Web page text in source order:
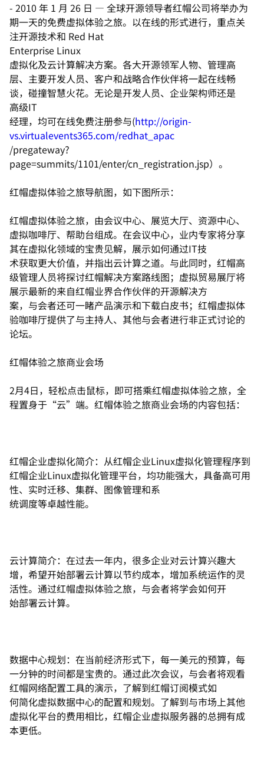
- 2010 年 1 月 26 日 — 全球开源领导者红帽公司将举办为
期一天的免费虚拟体验之旅。以在线的形式进行，重点关
注开源技术和 Red Hat
Enterprise Linux
虚拟化及云计算解决方案。各大开源领军人物、管理高
层、主要开发人员、客户和战略合作伙伴将一起在线畅
谈，碰撞智慧火花。无论是开发人员、企业架构师还是
高级IT
经理，均可在线免费注册参与(http://origin-
vs.virtualevents365.com/redhat_apac
/pregateway?
page=summits/1101/enter/cn_registration.jsp）。
红帽虚拟体验之旅导航图，如下图所示：
红帽虚拟体验之旅，由会议中心、展览大厅、资源中心、
虚拟咖啡厅、帮助台组成。在会议中心，业内专家将分享
其在虚拟化领域的宝贵见解，展示如何通过IT技
术获取更大价值，并指出云计算之道。与此同时，红帽高
级管理人员将探讨红帽解决方案路线图；虚拟贸易展厅将
展示最新的来自红帽业界合作伙伴的开源解决方
案，与会者还可一睹产品演示和下载白皮书；红帽虚拟体
验咖啡厅提供了与主持人、其他与会者进行非正式讨论的
论坛。
红帽体验之旅商业会场
2月4日，轻松点击鼠标，即可搭乘红帽虚拟体验之旅，全
程置身于“云”端。红帽体验之旅商业会场的内容包括：
红帽企业虚拟化简介：从红帽企业Linux虚拟化管理程序到
红帽企业Linux虚拟化管理平台，均功能强大，具备高可用
性、实时迁移、集群、图像管理和系
统调度等卓越性能。
云计算简介：在过去一年内，很多企业对云计算兴趣大
增，希望开始部署云计算以节约成本，增加系统运作的灵
活性。通过红帽虚拟体验之旅，与会者将学会如何开
始部署云计算。
数据中心规划：在当前经济形式下，每一美元的预算，每
一分钟的时间都是宝贵的。通过此次会议，与会者将观看
红帽网络配置工具的演示，了解到红帽订阅模式如
何简化虚拟数据中心的配置和规划。了解到与市场上其他
虚拟化平台的费用相比，红帽企业虚拟服务器的总拥有成
本更低。